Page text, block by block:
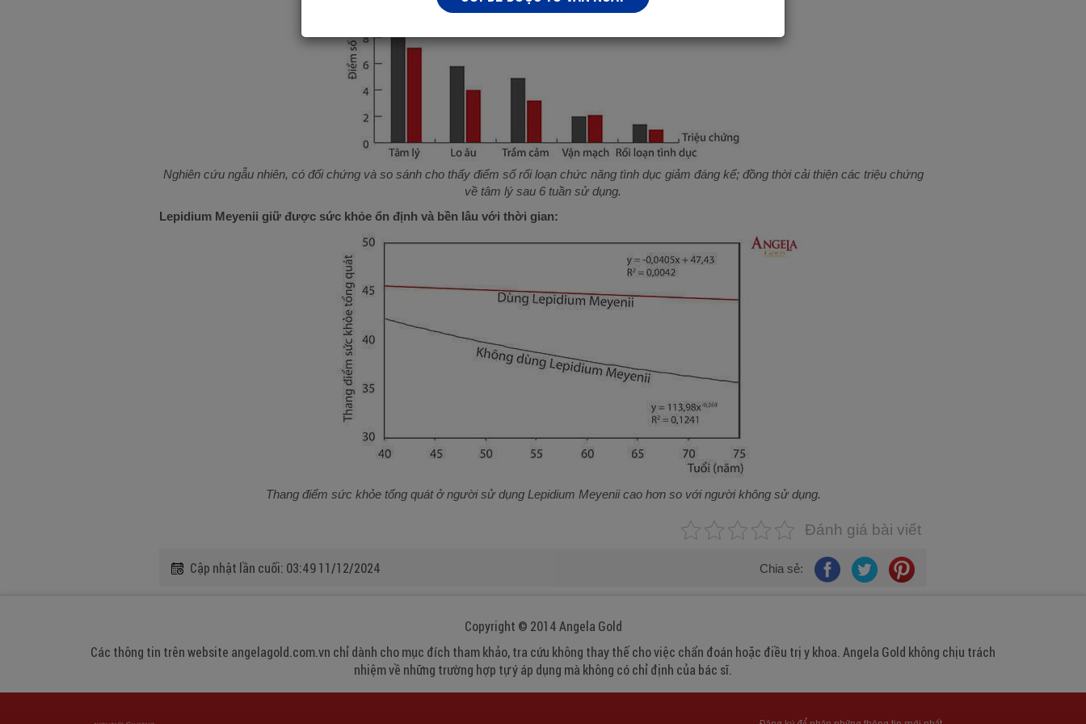
Nghiên cứu ngẫu nhiên, có đối chứng và so sánh cho thấy điểm số rối loạn chức năng tình dục giảm đáng kể; đồng thời cải thiện các triệu chứng
về tâm lý sau 6 tuần sử dụng.
Lepidium Meyenii giữ được sức khỏe ổn định và bền lâu với thời gian:
Thang điểm sức khỏe tổng quát ở người sử dụng Lepidium Meyenii cao hơn so với người không sử dụng.
Đánh giá bài viết
Cập nhật lần cuối: 03:49 11/12/2024 Chia sẻ:
Copyright © 2014 Angela Gold
Các thông tin trên website angelagold.com.vn chỉ dành cho mục đích tham khảo, tra cứu không thay thế cho việc chẩn đoán hoặc điều trị y khoa. Angela Gold không chịu trách
nhiệm về những trường hợp tự ý áp dụng mà không có chỉ định của bác sĩ.